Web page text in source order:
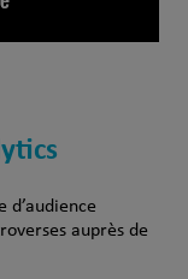
d’audience
auprès de